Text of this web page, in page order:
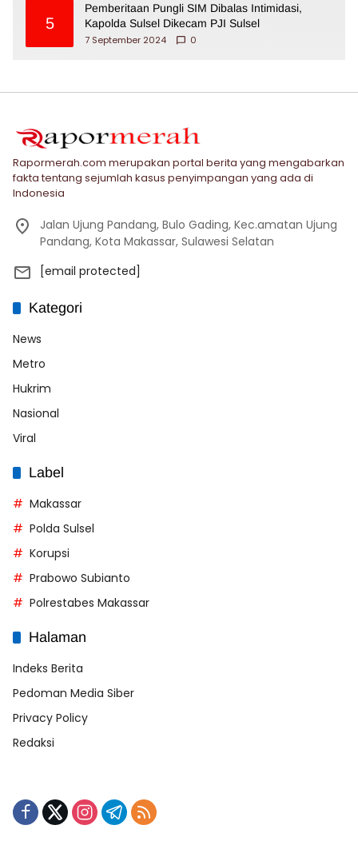
5
Pemberitaan Pungli SIM Dibalas Intimidasi,
Kapolda Sulsel Dikecam PJI Sulsel
7 September 2024
0
Rapormerah.com merupakan portal berita yang mengabarkan
fakta tentang sejumlah kasus penyimpangan yang ada di
Indonesia
Jalan Ujung Pandang, Bulo Gading, Kec.amatan Ujung
Pandang, Kota Makassar, Sulawesi Selatan
[email protected]
Kategori
News
Metro
Hukrim
Nasional
Viral
Label
Makassar
Polda Sulsel
Korupsi
Prabowo Subianto
Polrestabes Makassar
Halaman
Indeks Berita
Pedoman Media Siber
Privacy Policy
Redaksi